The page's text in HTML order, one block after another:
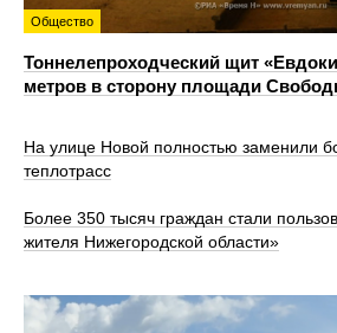
Общество
Тоннелепроходческий щит
метров в сторону площади
На улице Новой полностью заменили
теплотрасс
Более 350 тысяч граждан стали
жителя Нижегородской области»